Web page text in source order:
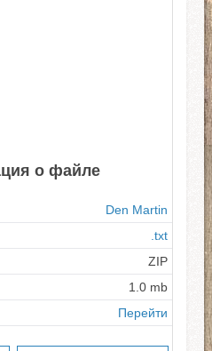
о файле
Den Martin
.txt
ZIP
1.0 mb
Перейти